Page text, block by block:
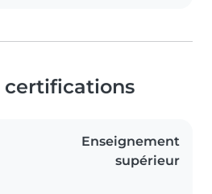
Enseignement
supérieur